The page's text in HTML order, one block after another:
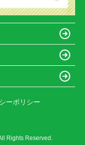
ーポリシー
Rights Reserved.